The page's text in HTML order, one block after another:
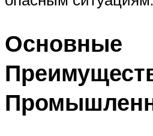
Основные